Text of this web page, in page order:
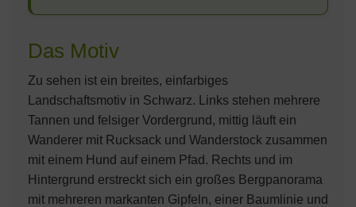
Das Motiv
Zu sehen ist ein breites, einfarbiges
Landschaftsmotiv in Schwarz. Links stehen mehrere
Tannen und felsiger Vordergrund, mittig läuft ein
Wanderer mit Rucksack und Wanderstock zusammen
mit einem Hund auf einem Pfad. Rechts und im
Hintergrund erstreckt sich ein großes Bergpanorama
mit mehreren markanten Gipfeln, einer Baumlinie und